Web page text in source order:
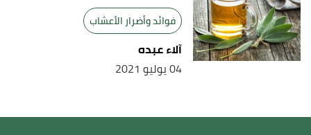
فوائد وأضرار الأعشاب
آلاء عبده
04 يوليو 2021